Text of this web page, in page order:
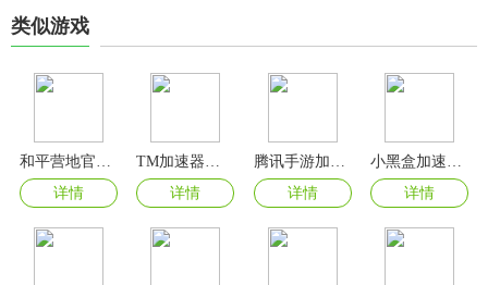
类似游戏
详情
详情
详情
详情